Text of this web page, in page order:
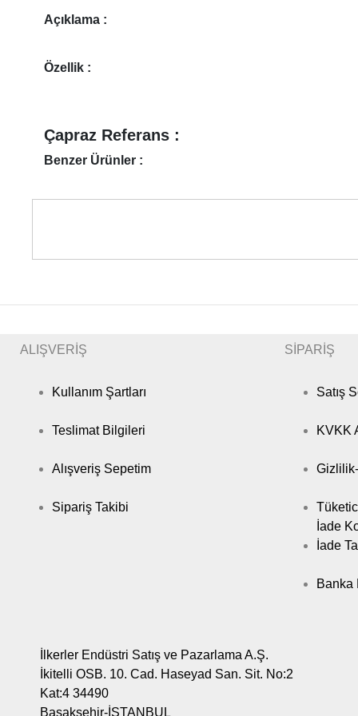
Açıklama :
Özellik :
Çapraz Referans :
Benzer Ürünler :
ALIŞVERİŞ
Kullanım Şartları
Teslimat Bilgileri
Alışveriş Sepetim
Sipariş Takibi
SİPARİŞ
Satış
KVKK
İade
İade
Banka
İlkerler Endüstri Satış ve Pazarlama A.Ş.
İkitelli OSB. 10. Cad. Haseyad San. Sit. No:2
Kat:4 34490
Başakşehir-İSTANBUL